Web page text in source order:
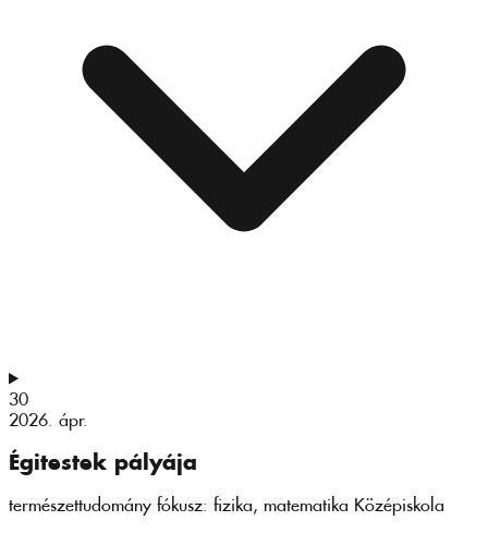
30
2026. ápr.
Égitestek pályája
természettudomány fókusz: fizika, matematika Középiskola